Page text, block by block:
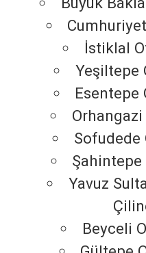
İstiklal
Yeşiltepe
Esentepe
Yavuz
Beyceli